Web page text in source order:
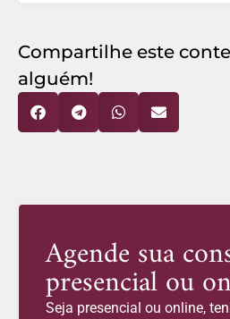
Compartilhe este
alguém!
Agende sua
presencial ou
Seja presencial ou online,